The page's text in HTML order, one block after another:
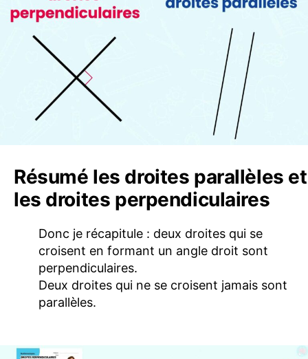
Résumé les droites parallèles et
les droites perpendiculaires
Donc je récapitule : deux droites qui se
croisent en formant un angle droit sont
perpendiculaires.
Deux droites qui ne se croisent jamais sont
parallèles.